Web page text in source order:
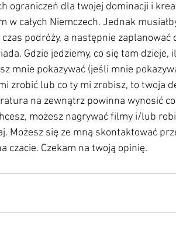
ograniczeń dla twojej dominacji i
w całych Niemczech. Jednak
czas podróży, a następnie zaplanować
Gdzie jedziemy, co się tam dzieje,
mnie pokazywać (jeśli mnie
zrobić lub co ty mi zrobisz, to twoja
na zewnątrz powinna wynosić
możesz nagrywać filmy i/lub
Możesz się ze mną skontaktować
czacie. Czekam na twoją opinię.